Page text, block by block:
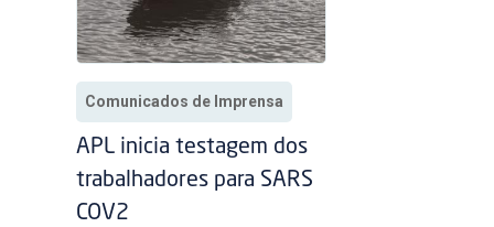
Comunicados de Imprensa
APL inicia testagem dos
trabalhadores para SARS
COV2